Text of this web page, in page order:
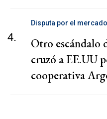
4.
Disputa por el
Otro
cruzó a EE.UU
cooperativa